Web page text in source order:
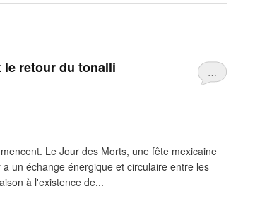
…
le retour du tonalli
Le Jour des Morts, une fête mexicaine
un échange énergique et circulaire entre les
à l'existence de...